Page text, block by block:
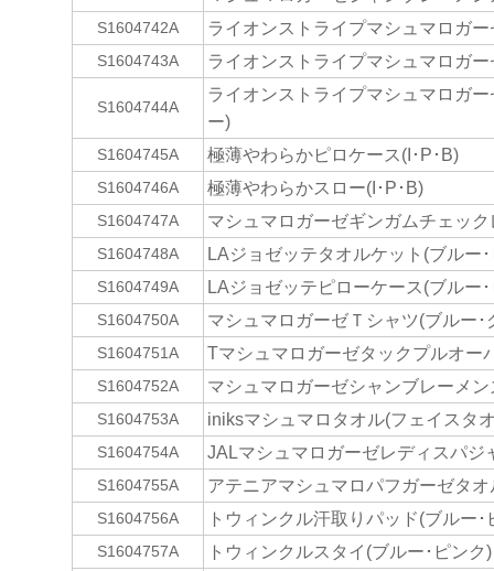
S1604742A ライオンストライプマシュマロガ
S1604743A ライオンストライプマシュマロガ
S1604744A
ライオンストライプマシュマロガ
ー)
S1604745A 極薄やわらかピロケース(I･P･B)
S1604746A 極薄やわらかスロー(I･P･B)
S1604747A マシュマロガーゼギンガムチェッ
S1604748A LAジョゼッテタオルケット(ブルー
S1604749A LAジョゼッテピローケース(ブルー
S1604750A マシュマロガーゼＴシャツ(ブルー･
S1604751A Tマシュマロガーゼタックプルオー
S1604752A マシュマロガーゼシャンブレーメ
S1604753A iniksマシュマロタオル(フェイスタ
S1604754A JALマシュマロガーゼレディスパジ
S1604755A アテニアマシュマロパフガーゼタオ
S1604756A トウィンクル汗取りパッド(ブルー･
S1604757A トウィンクルスタイ(ブルー･ピンク)